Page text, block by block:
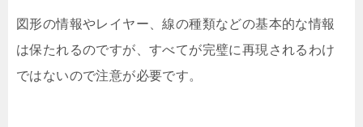
図形の情報やレイヤー、線の種類などの基本的な情報
は保たれるのですが、すべてが完璧に再現されるわけ
ではないので注意が必要です。